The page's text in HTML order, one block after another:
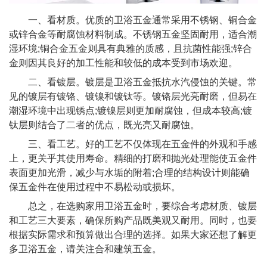
一、看材质。优质的卫浴五金通常采用不锈钢、铜合金
或锌合金等耐腐蚀材料制成。不锈钢五金坚固耐用，适合潮
湿环境;铜合金五金则具有典雅的质感，且抗菌性能强;锌合
金则因其良好的加工性能和较低的成本受到市场欢迎。
二、看镀层。镀层是卫浴五金抵抗水汽侵蚀的关键。常
见的镀层有镀铬、镀镍和镀钛等。镀铬层光亮耐磨，但易在
潮湿环境中出现锈点;镀镍层则更加耐腐蚀，但成本较高;镀
钛层则结合了二者的优点，既光亮又耐腐蚀。
三、看工艺。好的工艺不仅体现在五金件的外观和手感
上，更关乎其使用寿命。精细的打磨和抛光处理能使五金件
表面更加光滑，减少与水垢的附着;合理的结构设计则能确
保五金件在使用过程中不易松动或损坏。
总之，在选购家用卫浴五金时，要综合考虑材质、镀层
和工艺三大要素，确保所购产品既美观又耐用。同时，也要
根据实际需求和预算做出合理的选择。如果大家还想了解更
多卫浴五金，请关注合和建筑五金。